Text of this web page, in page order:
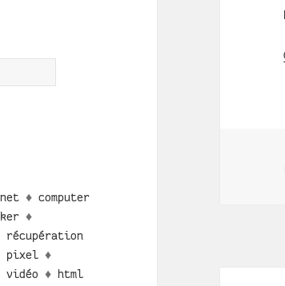
♦computer
♦
récupération
pixel ♦
vidéo ♦
html